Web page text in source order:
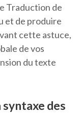
Traduction de
et de produire
cette astuce,
de vos
du texte
des